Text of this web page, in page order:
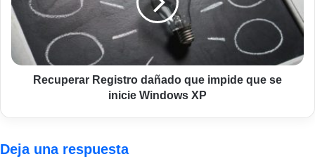
impide
que
se
inicie
Windows
Recuperar Registro dañado que impide que se
inicie Windows XP
Deja una respuesta